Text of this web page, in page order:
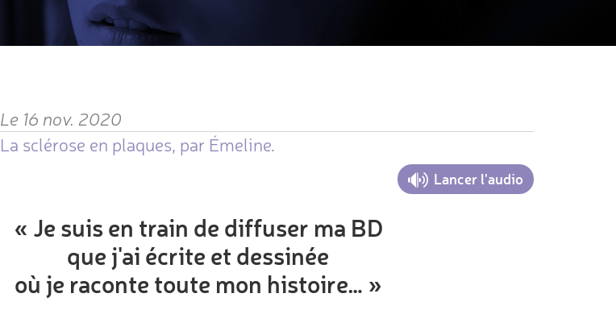
Le 16 nov. 2020
La sclérose en plaques, par Émeline.
Lancer l'audio
« Je suis en train de diffuser ma BD
que j'ai écrite et dessinée
où je raconte toute mon histoire… »